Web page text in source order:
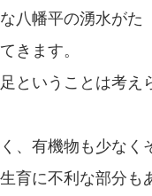
八幡平の湧水がた
きます。
ということは考え
、有機物も少なく
育に不利な部分も